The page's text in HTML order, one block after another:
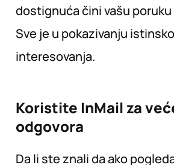
dostignuća čini vašu
Sve je u pokazivanju
interesovanja.
Koristite InMail za
odgovora
Da li ste znali da ako